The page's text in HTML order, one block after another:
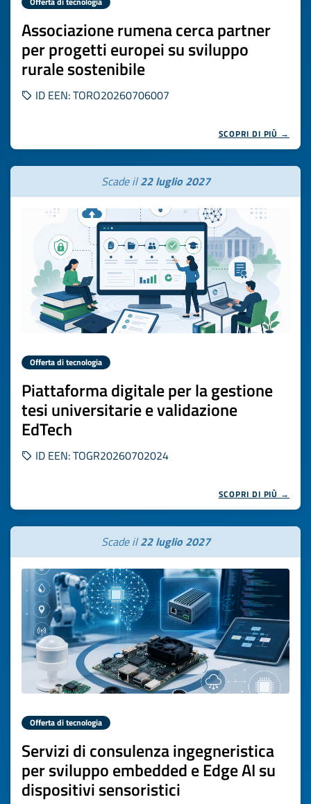
Associazione rumena cerca partner
per progetti europei su sviluppo
rurale sostenibile
ID EEN: TORO20260706007
SCOPRI DI PIÙ →
Scade il22 luglio 2027
Offerta di tecnologia
Piattaforma digitale per la gestione
tesi universitarie e validazione
EdTech
ID EEN: TOGR20260702024
SCOPRI DI PIÙ →
Scade il22 luglio 2027
Offerta di tecnologia
Servizi di consulenza ingegneristica
per sviluppo embedded e Edge AI su
dispositivi sensoristici